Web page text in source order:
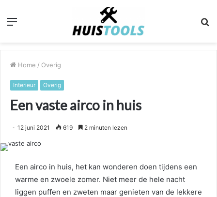
Menu
Home / Overig
Interieur Overig
Een vaste airco in huis
12 juni 2021 619 2 minuten lezen
Een airco in huis, het kan wonderen doen tijdens een
warme en zwoele zomer. Niet meer de hele nacht
liggen puffen en zweten maar genieten van de lekkere